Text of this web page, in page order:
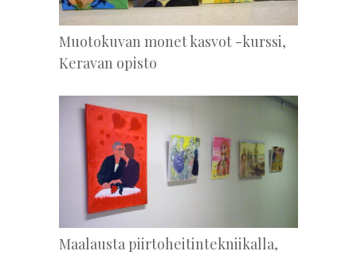
Muotokuvan monet kasvot -kurssi,
Keravan opisto
Maalausta piirtoheitintekniikalla,